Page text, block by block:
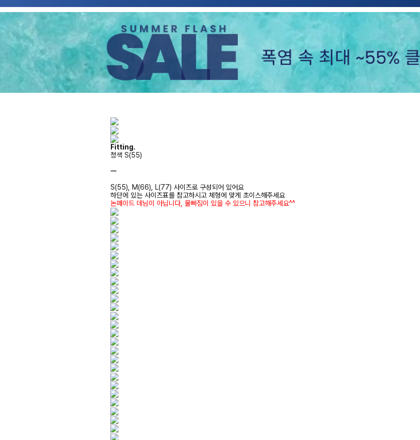
Fitting.
청색 S(55)
ㅡ
S(55), M(66), L(77) 사이즈로 구성되어 있어요
하단에 있는 사이즈표를 참고하시고 체형에 맞게 초이스해주세요
논페이드 데님이 아닙니다, 물빠짐이 있을 수 있으니 참고해주세요^^